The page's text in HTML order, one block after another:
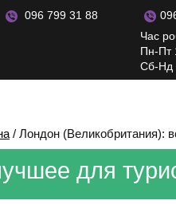
096 799 31 88
Час
Пн-Пт
Сб-Нд
/ Лондон (Великобритания):
для